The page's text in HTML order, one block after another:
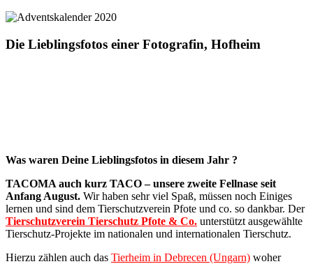
Die Lieblingsfotos einer Fotografin, Hofheim
Was waren Deine Lieblingsfotos in diesem Jahr ?
TACOMA auch kurz TACO – unsere zweite Fellnase seit
Anfang August. Wir haben sehr viel Spaß, müssen noch Einiges
lernen und sind dem Tierschutzverein Pfote und co. so dankbar. Der
Tierschutzverein Tierschutz Pfote & Co. unterstützt ausgewählte
Tierschutz-Projekte im nationalen und internationalen Tierschutz.
Hierzu zählen auch das Tierheim in Debrecen (Ungarn) woher